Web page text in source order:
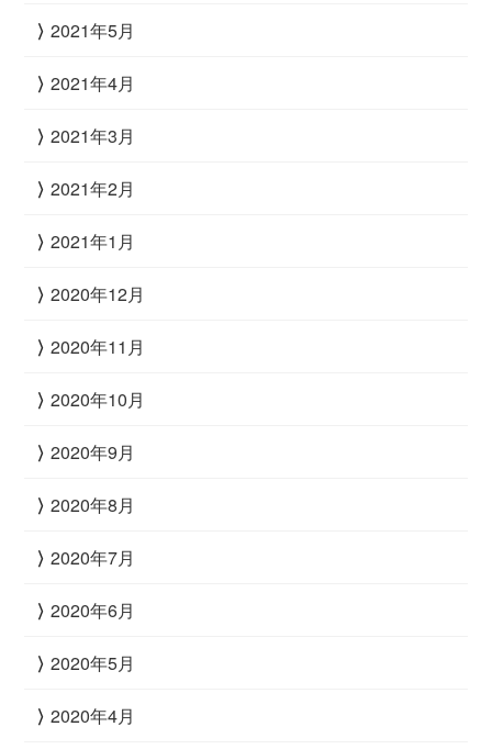
2021年5月
2021年4月
2021年3月
2021年2月
2021年1月
2020年12月
2020年11月
2020年10月
2020年9月
2020年8月
2020年7月
2020年6月
2020年5月
2020年4月